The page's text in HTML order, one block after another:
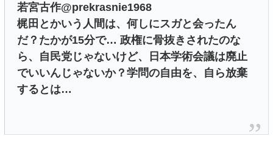
若宮古作@prekrasnie1968
梶田とかいう人間は、何しにスガと会ったん
だ？たかが15分で… 政権に骨抜きされたのな
ら、自民党じゃないけど、日本学術会議は廃止
でいいんじゃないか？学問の自由を、自ら放棄
するとは…